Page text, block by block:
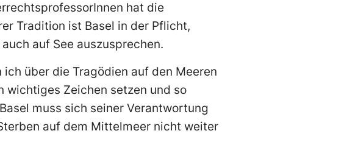
hat die
Tradition ist Basel in der Pflicht,
auf See auszusprechen.
über die Tragödien auf den Meeren
wichtiges Zeichen setzen und so
muss sich seiner Verantwortung
auf dem Mittelmeer nicht weiter